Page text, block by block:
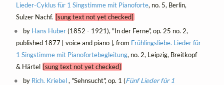
Lieder-Cyklus für 1 Singstimme mit Pianoforte, no. 5, Berlin,
Sulzer Nachf. [sung text not yet checked]
by Hans Huber(1852 - 1921), "In der Ferne", op. 25 no. 2,
published 1877 [ voice and piano ], from Frühlingsliebe. Lieder für
1 Singstimme mit Pianofortebegleitung, no. 2, Leipzig, Breitkopf
& Härtel [sung text not yet checked]
by Rich. Kriebel, "Sehnsucht", op. 1 (Fünf Lieder für 1